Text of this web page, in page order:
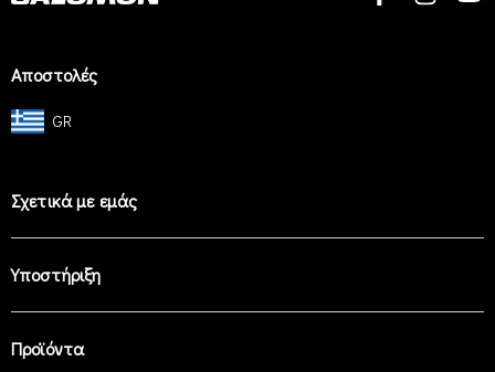
Αποστολές
GR
Σχετικά με εμάς
Υποστήριξη
Προϊόντα